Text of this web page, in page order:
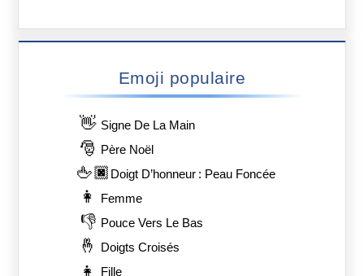
Emoji populaire
👋 Signe De La Main
🎅 Père Noël
🖕🏿 Doigt D’honneur : Peau Foncée
👩 Femme
👎 Pouce Vers Le Bas
🤞 Doigts Croisés
👧 Fille